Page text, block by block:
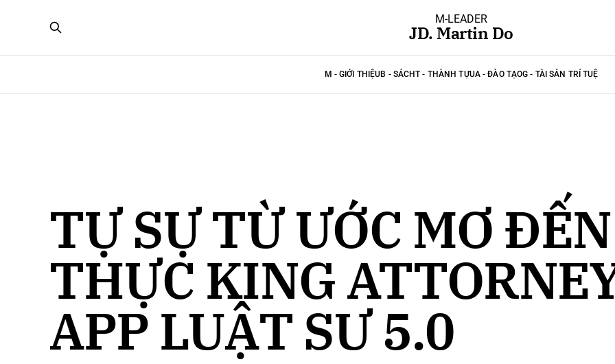
M-LEADER
JD. Martin Do
M - GIỚI THIỆUB - SÁCHT - THÀNH TỰUA - ĐÀO TẠOG - TÀI SẢN TRÍ TUỆ
TỰ SỰ TỪ ƯỚC MƠ
THỰC KING
APP LUẬT SƯ 5.0